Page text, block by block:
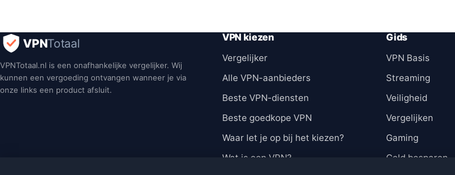
VPNTotaal
VPNTotaal.nl is een onafhankelijke vergelijker. Wij
kunnen een vergoeding ontvangen wanneer je via
onze links een product afsluit.
VPN kiezen
Vergelijker
Alle VPN-aanbieders
Beste VPN-diensten
Beste goedkope VPN
Waar let je op bij het kiezen?
Wat is een VPN?
Gids
VPN Basis
Streaming
Veiligheid
Vergelijken
Gaming
Geld besparen